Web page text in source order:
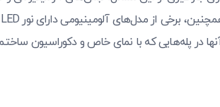
در پله‌هایی که با نمای خاص و دکوراسیون